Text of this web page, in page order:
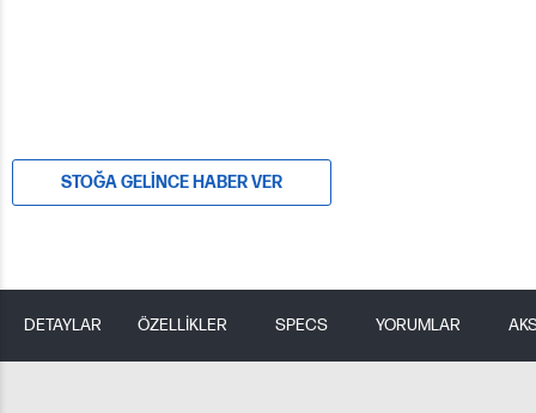
STOĞA GELINCE HABER VER
DETAYLAR ÖZELLİKLER SPECS YORUMLAR